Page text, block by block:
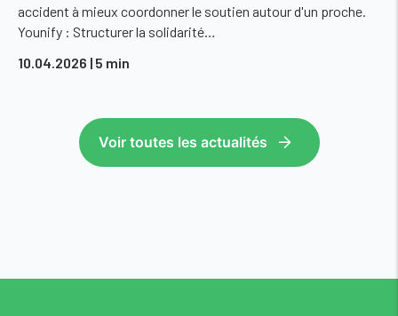
accident à mieux coordonner le soutien autour d'un proche.
Younify : Structurer la solidarité…
10.04.2026 | 5 min
Voir toutes les actualités